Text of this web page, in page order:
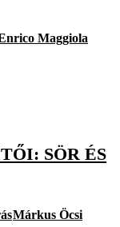
Maggiola
SÖR ÉS
Márkus Öcsi